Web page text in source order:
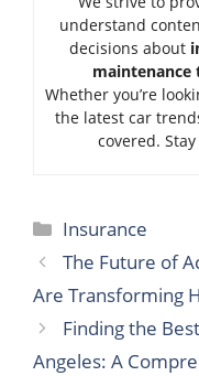
understand
decisions about
maintenance
Whether you’re
the latest car
covered.
Categories
Insurance
The Future of
Are Transforming
Finding the
Angeles: A